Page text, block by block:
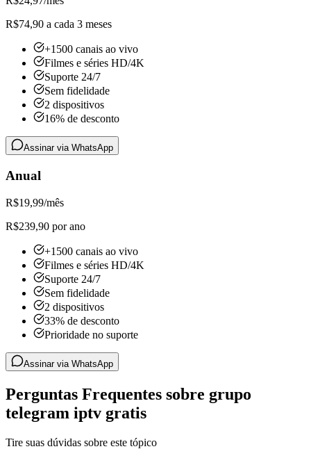
R$74,90 a cada 3 meses
+1500 canais ao vivo
Filmes e séries HD/4K
Suporte 24/7
Sem fidelidade
2 dispositivos
16% de desconto
Assinar via WhatsApp
Anual
R$19,99/mês
R$239,90 por ano
+1500 canais ao vivo
Filmes e séries HD/4K
Suporte 24/7
Sem fidelidade
2 dispositivos
33% de desconto
Prioridade no suporte
Assinar via WhatsApp
Perguntas Frequentes sobre grupo
telegram iptv gratis
Tire suas dúvidas sobre este tópico